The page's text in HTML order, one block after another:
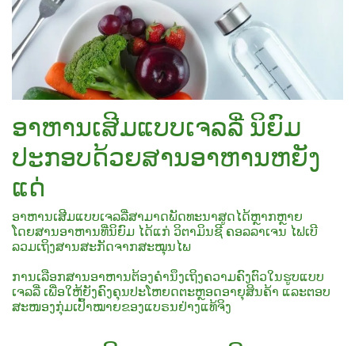
ອາຫານເສີມແບບເຈລລີ່ ນິຍົມ
ປະກອບດ້ວຍສານອາຫານຫຍັງ
ແດ່
ອາຫານເສີມແບບເຈລລີ່ສາມາດພັດທະນາສູດໄດ້ຫຼາກຫຼາຍ
ໂດຍສານອາຫານທີ່ນິຍົມ ໄດ້ແກ່ ວິຕາມິນຊີ ຄອລລາເຈນ ໄຟເບີ
ລວມເຖິງສານສະກັດຈາກສະໝຸນໄພ
ການເລືອກສານອາຫານຕ້ອງຄຳນຶງເຖິງຄວາມຄົງຕົວໃນຮູບແບບ
ເຈລລີ່ ເພື່ອໃຫ້ຍັງຄົງຄຸນປະໂຫຍດຕະຫຼອດອາຍຸສິນຄ້າ ແລະຕອບ
ສະໜອງກຸ່ມເປົ້າໝາຍຂອງແບຣນຢ່າງແທ້ຈິງ